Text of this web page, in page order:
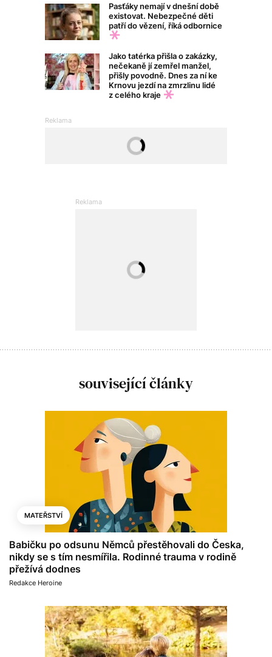
Pasťáky nemají v dnešní době
existovat. Nebezpečné děti
patří do vězení, říká odbornice
Jako tatérka přišla o zakázky,
nečekaně jí zemřel manžel,
přišly povodně. Dnes za ní ke
Krnovu jezdí na zmrzlinu lidé
z celého kraje
související články
MATEŘSTVÍ
Babičku po odsunu Němců přestěhovali do Česka,
nikdy se s tím nesmířila. Rodinné trauma v rodině
přežívá dodnes
Redakce Heroine